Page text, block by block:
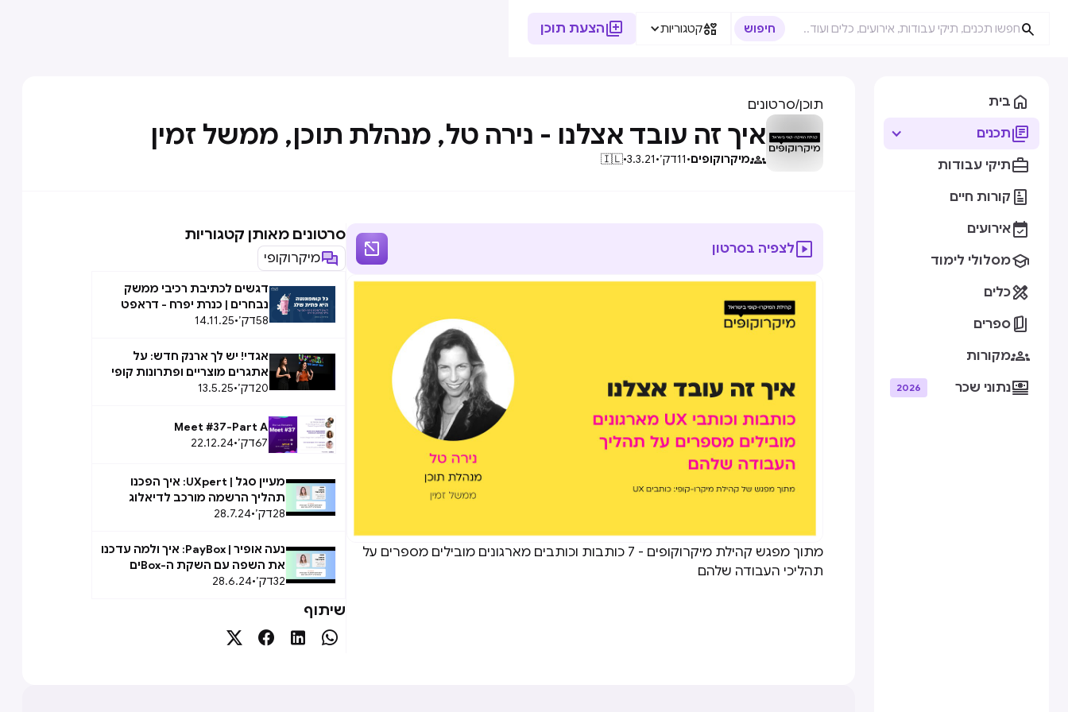

קטגוריות הצעת תוכן
 בית
תכנים
תיקי עבודות
 קורות חיים
אירועים
מסלולי לימוד
כלים
 ספרים
מקורות
נתוני שכר 2026
תוכן/סרטונים
איך זה עובד אצלנו - נירה טל, מנהלת תוכן, ממשל זמין
מיקרוקופים•
11דק׳•
3.3.21
•
🇮🇱
לצפיה בסרטון 
מתוך מפגש קהילת מיקרוקופים - 7 כותבות וכותבים מארגונים מובילים מספרים על
תהליכי העבודה שלהם
סרטונים מאותן קטגוריות
מיקרוקופי
דגשים לכתיבת רכיבי ממשק
נבחרים | כנרת יפרח - דראפט
58דק׳•
14.11.25
אגדי! יש לך ארנק חדש: על
אתגרים מוצריים ופתרונות קופי
ב-PayBox Young
20דק׳•
13.5.25
Meet #37-Part A
67דק׳•
22.12.24
מעיין סגל | UXpert: איך הפכנו
תהליך הרשמה מורכב לדיאלוג
טבעי ואנושי
28דק׳•
28.7.24
נעה אופיר | PayBox: איך ולמה עדכנו
את השפה עם השקת ה-Boxים
32דק׳•
28.6.24
שיתוף



